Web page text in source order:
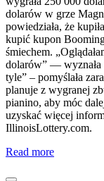
dolarów w grze
powiedziała, że
kupić kupon
śmiechem.
dolarów” — wyznała
tyle” – pomyślała
planuje z wygranej
pianino, aby móc
uzyskać więcej
IllinoisLottery.com.
Read more